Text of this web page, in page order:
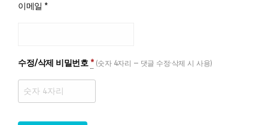
이메일 *
수정/삭제 비밀번호 * (숫자 4자리 — 댓글 수정·삭제 시 사용)